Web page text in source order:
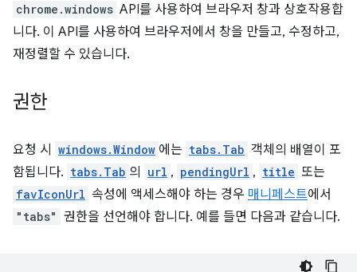
chrome.windows API를 사용하여 브라우저 창과 상호작용합
니다. 이 API를 사용하여 브라우저에서 창을 만들고, 수정하고,
재정렬할 수 있습니다.
권한
요청 시 windows.Window 에는 tabs.Tab 객체의 배열이 포
함됩니다. tabs.Tab 의 url , pendingUrl , title 또는
favIconUrl 속성에 액세스해야 하는 경우 매니페스트에서
"tabs" 권한을 선언해야 합니다. 예를 들면 다음과 같습니다.